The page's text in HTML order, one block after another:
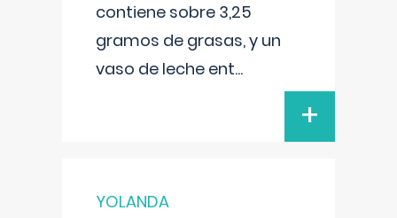
contiene sobre 3,25
gramos de grasas, y un
vaso de leche ent...
+
YOLANDA